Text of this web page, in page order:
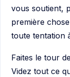
vous soutient,
première
toute tentation
Faites le tour
Videz tout ce